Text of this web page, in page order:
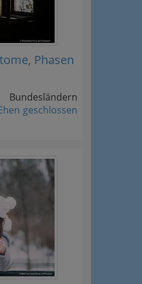
Phasen
geschlossen